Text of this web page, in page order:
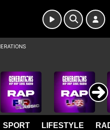
SPORT LIFESTYLE